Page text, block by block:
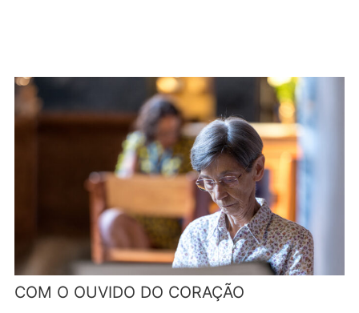
COM O OUVIDO DO CORAÇÃO